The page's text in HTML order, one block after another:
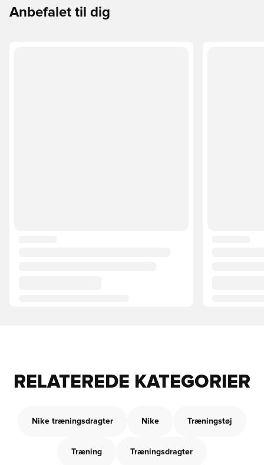
Anbefalet til dig
RELATEREDE KATEGORIER
Nike træningsdragter Nike Træningstøj
Træning Træningsdragter